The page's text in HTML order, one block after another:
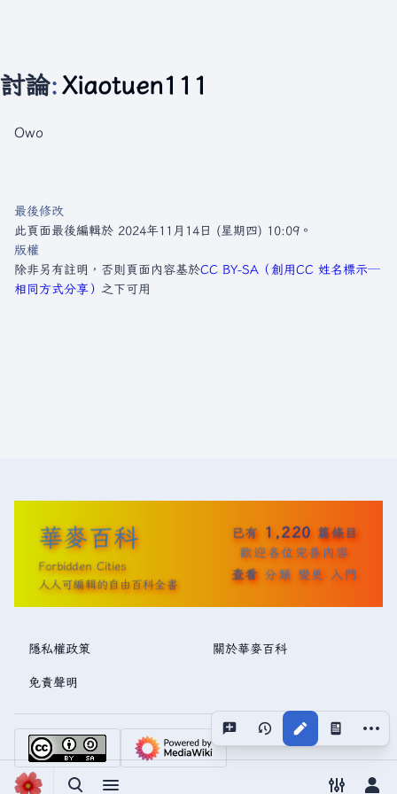
討論: Xiaotuen111
視圖 更多
Owo
最後修改
此頁面最後編輯於 2024年11月14日 (星期四) 10:09。
版權
除非另有註明，否則頁面內容基於CC BY-SA（創用CC 姓名標示─
相同方式分享） 之下可用
華麥百科
Forbidden Cities
人人可編輯的自由百科全書
已有 1,220 篇條目
歡迎各位完善內容
查看 分類 變更 入門
隱私權政策 關於華麥百科
免責聲明